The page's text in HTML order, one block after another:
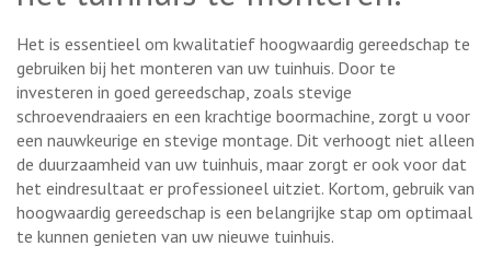
Het is essentieel om kwalitatief hoogwaardig gereedschap te
gebruiken bij het monteren van uw tuinhuis. Door te
investeren in goed gereedschap, zoals stevige
schroevendraaiers en een krachtige boormachine, zorgt u voor
een nauwkeurige en stevige montage. Dit verhoogt niet alleen
de duurzaamheid van uw tuinhuis, maar zorgt er ook voor dat
het eindresultaat er professioneel uitziet. Kortom, gebruik van
hoogwaardig gereedschap is een belangrijke stap om optimaal
te kunnen genieten van uw nieuwe tuinhuis.